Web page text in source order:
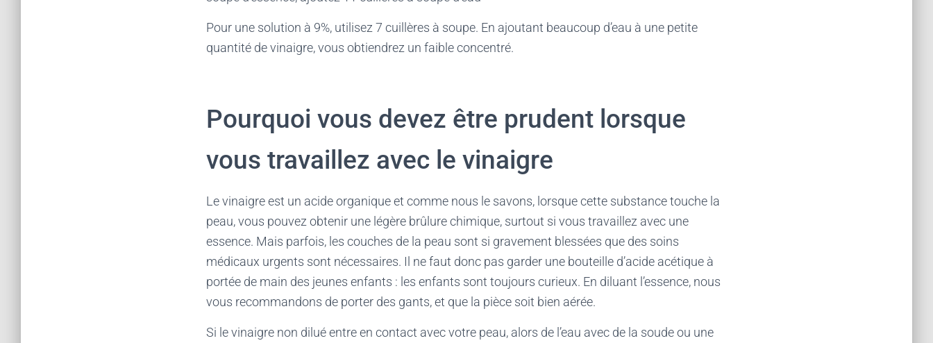
Pour une solution à 9%, utilisez 7 cuillères à soupe. En ajoutant beaucoup d’eau à une petite
quantité de vinaigre, vous obtiendrez un faible concentré.
Pourquoi vous devez être prudent lorsque
vous travaillez avec le vinaigre
Le vinaigre est un acide organique et comme nous le savons, lorsque cette substance touche la
peau, vous pouvez obtenir une légère brûlure chimique, surtout si vous travaillez avec une
essence. Mais parfois, les couches de la peau sont si gravement blessées que des soins
médicaux urgents sont nécessaires. Il ne faut donc pas garder une bouteille d’acide acétique à
portée de main des jeunes enfants : les enfants sont toujours curieux. En diluant l’essence, nous
vous recommandons de porter des gants, et que la pièce soit bien aérée.
Si le vinaigre non dilué entre en contact avec votre peau, alors de l’eau avec de la soude ou une